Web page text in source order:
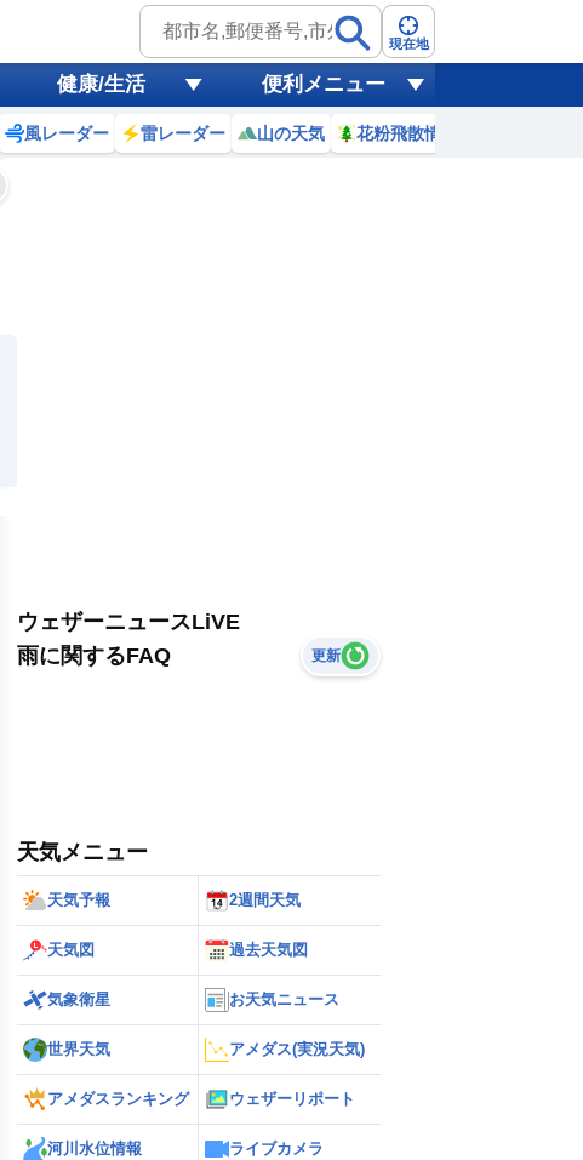
現在地
健康/生活 便利メニュー
風レーダー 雷レーダー 山の天気 花粉飛散情報
ウェザーニュースLiVE
雨に関するFAQ
更新
天気メニュー
天気予報 2週間天気
天気図 過去天気図
気象衛星 お天気ニュース
世界天気 アメダス(実況天気)
アメダスランキング ウェザーリポート
河川水位情報 ライブカメラ